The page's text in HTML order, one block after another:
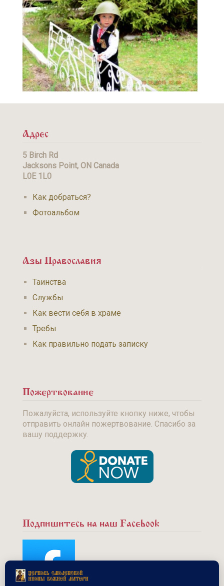
Адрес
5 Birch Rd
Jacksons Point, ON Canada
L0E 1L0
Как добраться?
Фотоальбом
Азы Православия
Таинства
Службы
Как вести себя в храме
Требы
Как правильно подать записку
Пожертвование
Пожалуйста, используйте кнопку ниже, чтобы
отправить онлайн пожертвование. Спасибо за
вашу поддержку.
Подпишитесь на наш Facebook